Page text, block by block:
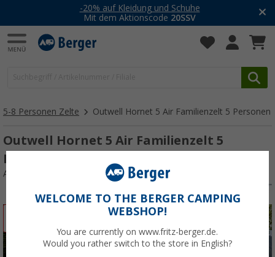
-20% auf Kleidung und Schuhe
Mit dem Aktionscode 20SSV
5-8 Personen Zelte Outwell Hornet 5 Air Familienzelt 5 Personen
Outwell Hornet 5 Air Familienzelt 5
Personen
Art.-Nr.: 171112
WELCOME TO THE BERGER CAMPING
WEBSHOP!
You are currently on www.fritz-berger.de.
Would you rather switch to the store in English?